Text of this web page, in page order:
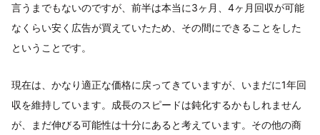
言うまでもないのですが、前半は本当に3ヶ月、4ヶ月回収が可能
なくらい安く広告が買えていたため、その間にできることをした
ということです。
現在は、かなり適正な価格に戻ってきていますが、いまだに1年回
収を維持しています。成長のスピードは鈍化するかもしれません
が、まだ伸びる可能性は十分にあると考えています。その他の商